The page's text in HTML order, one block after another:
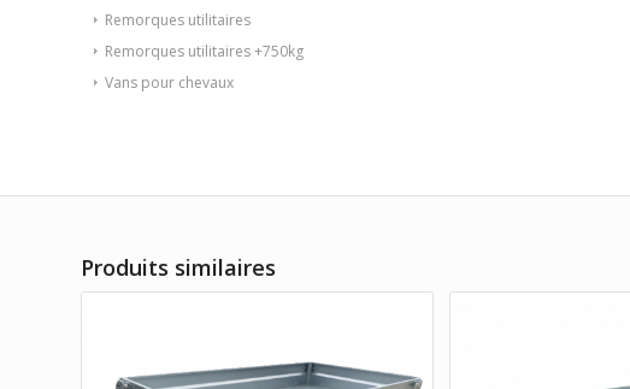
Remorques utilitaires
Remorques utilitaires +750kg
Vans pour chevaux
Produits similaires